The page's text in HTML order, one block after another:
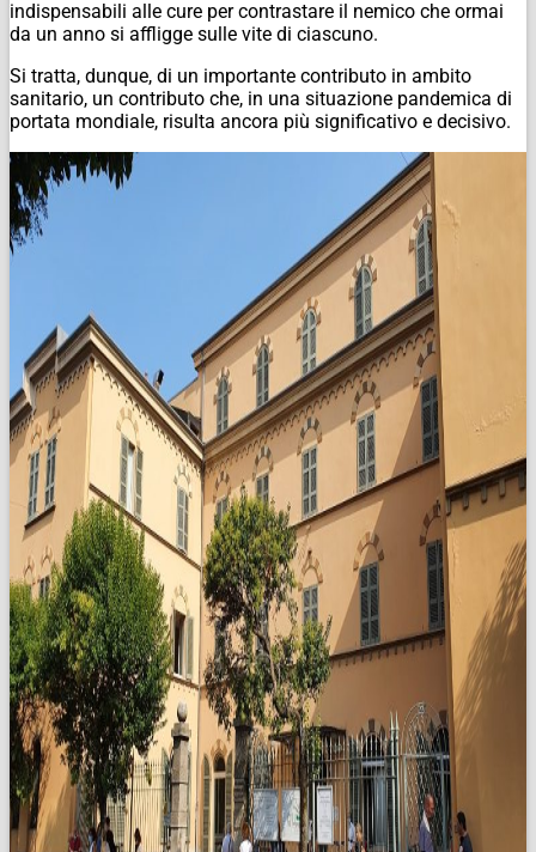
indispensabili alle cure per contrastare il nemico che ormai
da un anno si affligge sulle vite di ciascuno.
Si tratta, dunque, di un importante contributo in ambito
sanitario, un contributo che, in una situazione pandemica di
portata mondiale, risulta ancora più significativo e decisivo.